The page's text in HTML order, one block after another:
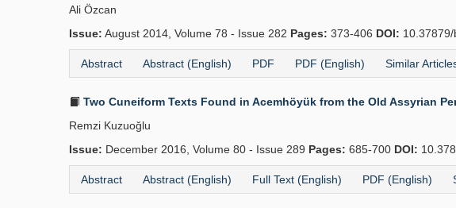
Ali Özcan
Issue: August 2014, Volume 78 - Issue 282 Pages: 373-406 DOI:
Abstract Abstract (English) PDF PDF (English) Similar
Two Cuneiform Texts Found in Acemhöyük from the Old Assyrian
Remzi Kuzuoğlu
Issue: December 2016, Volume 80 - Issue 289 Pages: 685-700 DOI:
Abstract Abstract (English) Full Text (English) PDF (English)